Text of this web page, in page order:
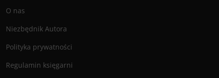
O nas
Niezbędnik Autora
Polityka prywatności
Regulamin księgarni